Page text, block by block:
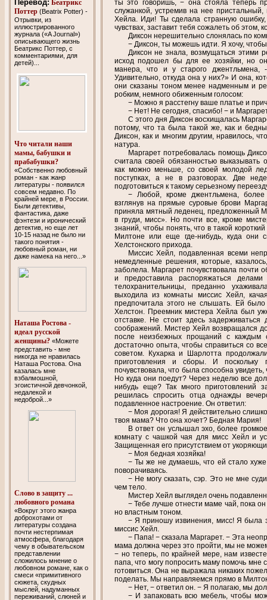
Перевод: Беатрикс
Поттер (Beatrix Potter) -
Oтрывки, из
иллюстрированного
журнала («A Journal»)
описывающего жизнь
Беатрикс Поттер, с
комментариями, для
детей)...
Что читали наши
мамы, бабушки и
прабабушки?
«Собственно любовный
роман - как жанр
литературы - появился
совсем недавно. По
крайней мере, в России.
Были детективы,
фантастика, даже
фэнтези и иронический
детектив, но еще лет
10-15 назад не было ни
такого понятия -
любовный роман, ни
даже намека на него...»
Наташа Ростова -
идеал русской
женщины? «Можете
представить - мне
никогда не нравилась
Наташа Ростова. Она
казалась мне
взбалмошной,
эгоистичной девчонкой,
недалекой и
недоброй...»
Слово в защиту ...
любовного романа
«Вокруг этого жанра
доброхотами от
литературы создана
почти нестерпимая
атмосфера, благодаря
чему в обывательском
представлении
сложилось мнение о
любовном романе, как о
смеси «примитивного
сюжета, скудных
мыслей, надуманных
переживаний, слюней и
ты это говоришь, − она стояла теперь
служанкой, устремив на нее
Хейла. Иди! Ты сделала странную
чувствах, заставит тебя сожалеть об этом,
Диксон нерешительно слонялась по
− Диксон, ты можешь идти. Я хочу,
Диксон не знала, возмущаться этими
исход подошел бы для ее хозяйки, но
манера, что и у старого
Удивительно, откуда она у них?» И она,
они сказаны тоном менее надменным и
робким, немного обиженным голосом:
− Можно я расстегну ваше платье и
− Нет! Не сегодня, спасибо! − и
С этого дня Диксон восхищалась
потому, что та была такой же, как и
Диксон, как и многим другим, нравилось,
натура.
Маргарет потребовалась помощь
считала своей обязанностью выказывать
как можно меньше, со своей молодой
поступках, а не в разговорах. Две
подготовиться к такому серьезному
− Любой, кроме джентльмена,
взглянув на прямые суровые брови
приняла мятный леденец, предложенный
в груди, мисс». Но почти все, кроме
знаний, чтобы понять, что в такой
Милтоне или еще где-нибудь, куда они
Хелстонского прихода.
Миссис Хейл, подавленная всеми
немедленные решения, которые,
заболела. Маргарет почувствовала почти
и предоставила распоряжаться
телохранительницы, преданно
выходила из комнаты миссис Хейл,
предпочитала этого не слышать. Ей
Хелстон. Преемник мистера Хейла был
отставке. Не стоит здесь
соображений. Мистер Хейл возвращался
после неизбежных прощаний с каждым
достаточно опыта, чтобы справиться со
советом. Кухарка и Шарлотта
приготовления и сборы. И
почувствовала, что была способна
Но куда они поедут? Через неделю все
нибудь еще? Так много приготовлений
решилась спросить отца однажды
подавленное настроение. Он ответил:
− Моя дорогая! Я действительно
твоя мама? Что она хочет? Бедная Мария!
В ответ он услышал эхо, более
комнату с чашкой чая для мисс Хейл и
Защищенная его присутствием от
− Моя бедная хозяйка!
− Ты же не думаешь, что ей стало
поворачиваясь.
− Не могу сказать, сэр. Это не мне
чем тело.
Мистер Хейл выглядел очень
− Тебе лучше отнести маме чай, пока
но властным тоном.
− Я приношу извинения, мисс! Я
миссис Хейл.
− Папа! − сказала Маргарет. − Эта
мама должна через это пройти, мы не
− но теперь, по крайней мере, нам
папа, что могу попросить маму помочь мне
готовиться. Она не выражала никаких
поделать. Мы направляемся прямо в
− Нет, − ответил он. − Я полагаю, мы
− И запаковать всю мебель, чтобы